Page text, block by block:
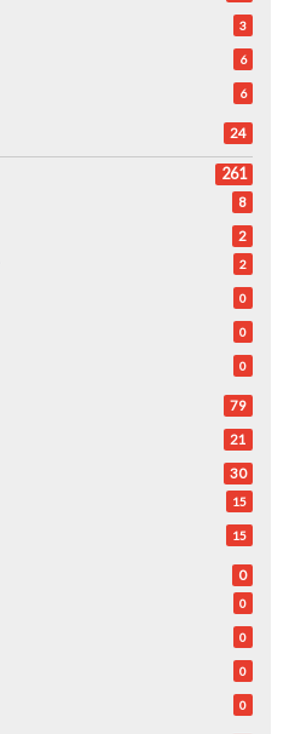
3
6
6
24
261
8
2
2
0
0
0
79
21
30
15
15
0
0
0
0
0